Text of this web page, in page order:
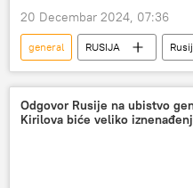
20 Decembar 2024, 07:36
general RUSIJA
osumnjičeni
Odgovor Rusije na ubistvo
Kirilova biće veliko